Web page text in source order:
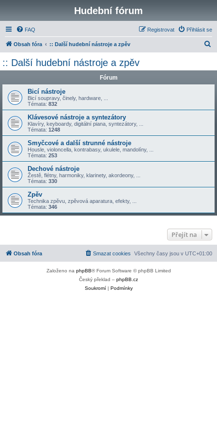
Hudební fórum
FAQ Přihlásit se
Registrovat
Obsah fóra :: Další hudební nástroje a zpěv
:: Další hudební nástroje a zpěv
Fórum
Bicí nástroje
Bicí soupravy, činely, hardware, ...
Témata: 832
Klávesové nástroje a syntezátory
Klavíry, keyboardy, digitální piana, syntezátory, ...
Témata: 1248
Smyčcové a další strunné nástroje
Housle, violoncella, kontrabasy, ukulele, mandolíny, ...
Témata: 253
Dechové nástroje
Žestě, flétny, harmoniky, klarinety, akordeony, ...
Témata: 330
Zpěv
Technika zpěvu, zpěvová aparatura, efekty, ...
Témata: 346
Přejít na
Obsah fóra Všechny časy jsou v UTC+01:00
Smazat cookies
Založeno na phpBB® Forum Software © phpBB Limited
Český překlad – phpBB.cz
Soukromí| Podmínky